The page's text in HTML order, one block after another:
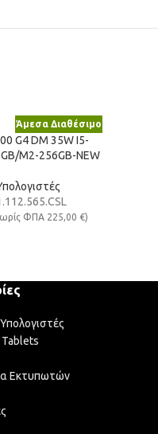
Άμεσα Διαθέσιμο
G4 DM 35W I5-
M2-256GB-NEW
ΦΠΑ 225,00 €)
Εκτυπωτών